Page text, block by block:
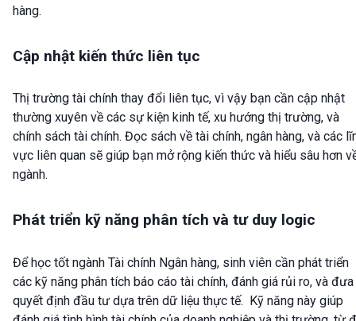
hàng.
Cập nhật kiến thức liên tục
Thị trường tài chính thay đổi liên tục, vì vậy bạn cần cập nhật
thường xuyên về các sự kiện kinh tế, xu hướng thị trường, và
chính sách tài chính. Đọc sách về tài chính, ngân hàng, và các
vực liên quan sẽ giúp bạn mở rộng kiến thức và hiểu sâu hơn
ngành.
Phát triển kỹ năng phân tích và tư duy logic
Để học tốt ngành Tài chính Ngân hàng, sinh viên cần phát triển
các kỹ năng phân tích báo cáo tài chính, đánh giá rủi ro, và đưa
quyết định đầu tư dựa trên dữ liệu thực tế. Kỹ năng này giúp